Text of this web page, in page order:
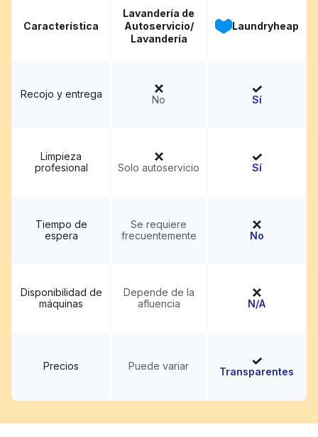
Característica
Lavandería de
Autoservicio/
Lavandería
Laundryheap
Recojo y entrega No Sí
Limpieza
profesional
Solo autoservicio Sí
Tiempo de
espera
Se requiere
frecuentemente
No
Disponibilidad de
máquinas
Depende de la
afluencia
N/A
Precios Puede variar Transparentes